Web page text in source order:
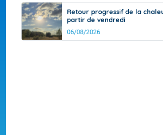
Retour progressif de la
partir de vendredi
06/08/2026